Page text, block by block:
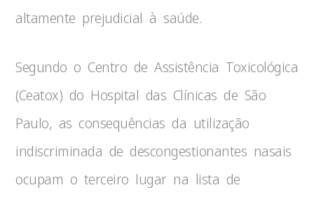
altamente prejudicial à saúde.
Segundo o Centro de Assistência Toxicológica
(Ceatox) do Hospital das Clínicas de São
Paulo, as consequências da utilização
indiscriminada de descongestionantes nasais
ocupam o terceiro lugar na lista de